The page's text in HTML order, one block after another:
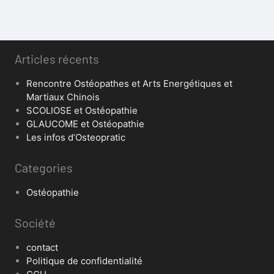
Articles récents
Rencontre Ostéopathes et Arts Energétiques et
Martiaux Chinois
SCOLIOSE et Ostéopathie
GLAUCOME et Ostéopathie
Les infos d’Osteopratic
Categories
Ostéopathie
Société
contact
Politique de confidentialité